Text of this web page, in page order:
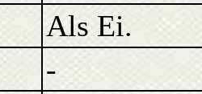
Als Ei.
-